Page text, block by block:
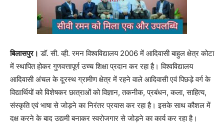
बिलासपुर। डॉ. सी. व्ही. रमन विश्वविद्यालय 2006 में आदिवासी बाहुल क्षेत्र कोटा
में स्थापित होकर गुणवत्तापूर्ण उच्च शिक्षा प्रदान कर रहा है। विश्वविद्यालय
आदिवासी अंचल के दूरस्थ ग्रामीण क्षेत्र में रहने वाले आदिवासी एवं पिछड़े वर्ग के
विद्यार्थियों को विशेषकर छात्राओं को विज्ञान, तकनीक, प्रबंधन, कला, साहित्य,
संस्कृति एवं भाषा से जोड़ने का निरंतर प्रयास कर रहा है। इसके साथ कौशल में
दक्ष करने के बाद उद्यमी बनाकर स्वरोजगार से जोड़ने का कार्य कर रहा है।